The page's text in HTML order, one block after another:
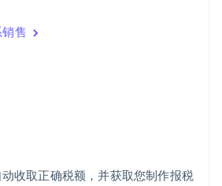
售
收取正确税额，并获取您制作报税